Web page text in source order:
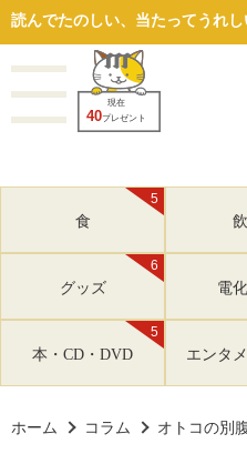
読んでたのしい、当たってうれし
現在
40プレゼント
5
食
6
グッズ 電
5
本・CD・DVD エンタ
ホーム コラム オトコの別